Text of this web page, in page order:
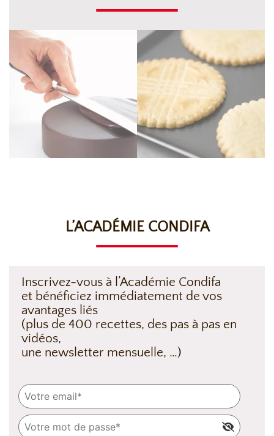
L’ACADÉMIE CONDIFA
Inscrivez-vous à l’Académie Condifa
et bénéficiez immédiatement de vos
avantages liés
(plus de 400 recettes, des pas à pas en
vidéos,
une newsletter mensuelle, …)